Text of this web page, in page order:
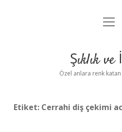
Anasayfa
Yasal
Şıklık
Özel anlara renk
Etiket: Cerrahi diş çekimi